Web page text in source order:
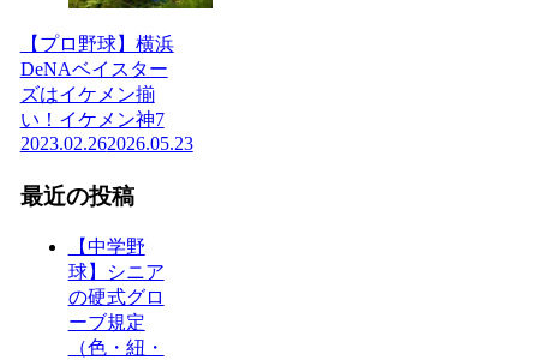
【プロ野球】横浜
DeNAベイスター
ズはイケメン揃
い！イケメン神7
2023.02.262026.05.23
最近の投稿
【中学野
球】シニア
の硬式グロ
ーブ規定
（色・紐・